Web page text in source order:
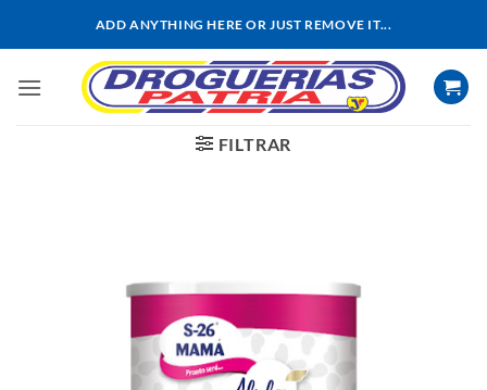
ADD ANYTHING HERE OR JUST REMOVE IT...
FILTRAR